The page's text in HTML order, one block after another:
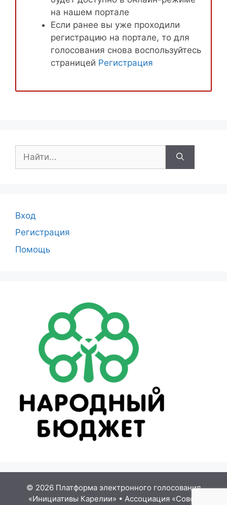
на нашем портале
Если ранее вы уже проходили
регистрацию на портале, то для
голосования снова воспользуйтесь
страницей Регистрация
Вход
Регистрация
Помощь
© 2026 Платформа электронного голосования
«Инициативы Карелии» • Ассоциация «Совет